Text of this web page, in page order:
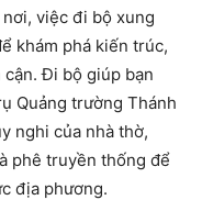
nơi, việc đi bộ xung
khám phá kiến trúc,
Đi bộ giúp bạn
Quảng trường Thánh
nghi của nhà thờ,
phê truyền thống để
địa phương.